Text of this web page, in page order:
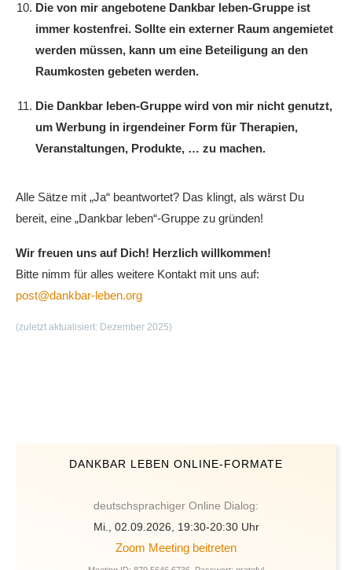
Die von mir angebotene Dankbar leben-Gruppe ist
immer kostenfrei. Sollte ein externer Raum angemietet
werden müssen, kann um eine Beteiligung an den
Raumkosten gebeten werden.
Die Dankbar leben-Gruppe wird von mir nicht genutzt,
um Werbung in irgendeiner Form für Therapien,
Veranstaltungen, Produkte, … zu machen.
Alle Sätze mit „Ja“ beantwortet? Das klingt, als wärst Du
bereit, eine „Dankbar leben“-Gruppe zu gründen!
Wir freuen uns auf Dich! Herzlich willkommen!
Bitte nimm für alles weitere Kontakt mit uns auf:
post@dankbar-leben.org
(zuletzt aktualisiert: Dezember 2025)
DANKBAR LEBEN ONLINE-FORMATE
deutschsprachiger Online Dialog:
Mi., 02.09.2026, 19:30-20:30 Uhr
Zoom Meeting beitreten